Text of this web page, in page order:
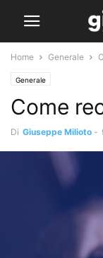
Home Generale
Generale
Come
Di Giuseppe Milioto -